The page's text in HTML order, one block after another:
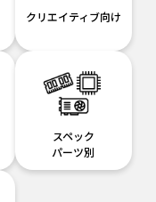
クリエイティブ向け
スペック
パーツ別